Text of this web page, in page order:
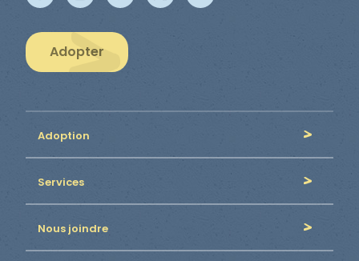
Adopter
Adoption
Services
Nous joindre